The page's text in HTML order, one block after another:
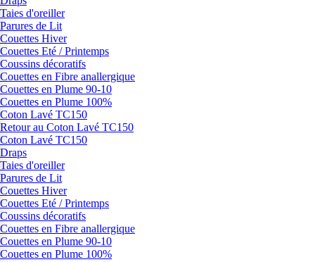
Taies d'oreiller
Parures de Lit
Couettes Hiver
Couettes Eté / Printemps
Coussins décoratifs
Couettes en Fibre anallergique
Couettes en Plume 90-10
Couettes en Plume 100%
Coton Lavé TC150
Retour au Coton Lavé TC150
Coton Lavé TC150
Draps
Taies d'oreiller
Parures de Lit
Couettes Hiver
Couettes Eté / Printemps
Coussins décoratifs
Couettes en Fibre anallergique
Couettes en Plume 90-10
Couettes en Plume 100%